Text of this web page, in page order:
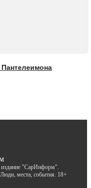
"СарИнформ".
места, события. 18+